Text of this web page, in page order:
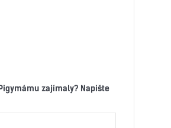
zajímaly? Napište